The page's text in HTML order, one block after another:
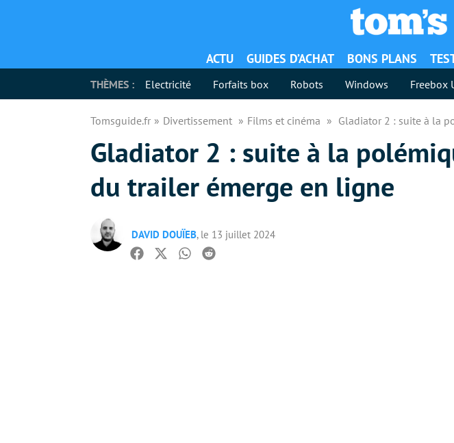
ACTU GUIDES D’ACHAT BONS PLANS
THÈMES : Electricité Forfaits box Robots Windows Freebox
Tomsguide.fr Divertissement Films et cinéma Gladiator 2 : suite à la
Gladiator 2 : suite à la
du trailer émerge en ligne
DAVID DOUÏEB, le 13 juillet 2024
Facebook
TwitterWhatsapp
Reddit